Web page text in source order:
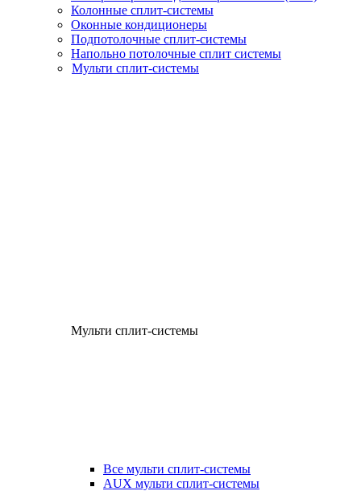
Колонные сплит-системы
Оконные кондиционеры
Подпотолочные сплит-системы
Напольно потолочные сплит системы
Мульти сплит-системы
Мульти сплит-системы
Все мульти сплит-системы
AUX мульти сплит-системы